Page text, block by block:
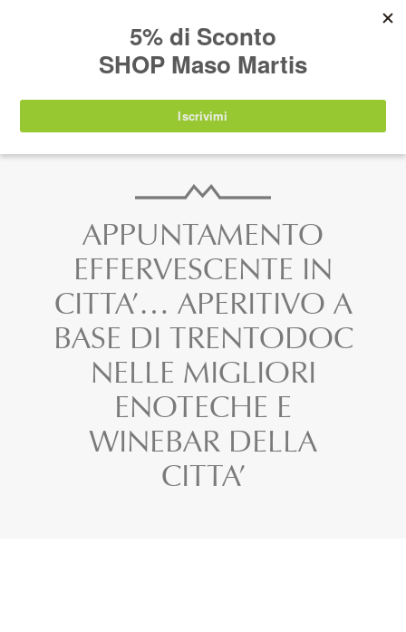
IT EN DE SHOP
APPUNTAMENTO
EFFERVESCENTE IN
CITTA’… APERITIVO A
BASE DI TRENTODOC
NELLE MIGLIORI
ENOTECHE E
WINEBAR DELLA
CITTA’
nuovamente disponibili a partire da
agosto 2026.